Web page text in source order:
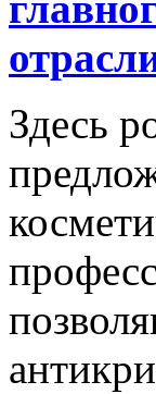
Здесь